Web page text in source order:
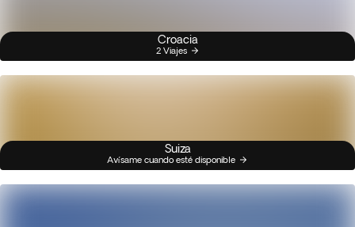
Croacia
2 Viajes
Suiza
Avísame cuando esté disponible